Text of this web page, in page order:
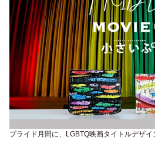
プライド月間に、LGBTQ映画タイトルデザイ